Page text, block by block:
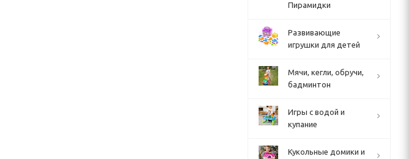
Пирамидки
Развивающие
игрушки для детей
Мячи, кегли, обручи,
бадминтон
Игры с водой и
купание
Кукольные домики и